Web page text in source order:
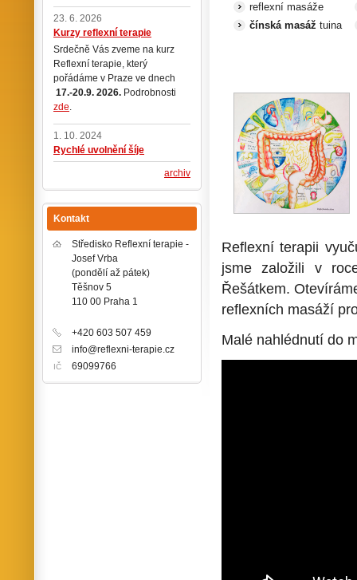
reflexní masáže
čínská masáž tuina
Reflexní terapii
jsme založili v
Řešátkem.
reflexních masáží
Malé nahlédnutí do
23. 6. 2026
Kurzy reflexní terapie
Srdečně Vás zveme na kurz
Reflexní terapie, který
pořádáme v Praze ve dnech
17.-20.9. 2026. Podrobnosti
zde.
1. 10. 2024
Rychlé uvolnění šíje
archiv
Kontakt
Středisko Reflexní terapie -
Josef Vrba
(pondělí až pátek)
Těšnov 5
110 00 Praha 1
+420 603 507 459
info@reflexni-terapie.cz
IČ 69099766